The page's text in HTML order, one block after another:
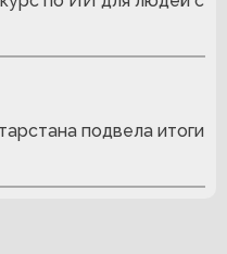
подвела итоги